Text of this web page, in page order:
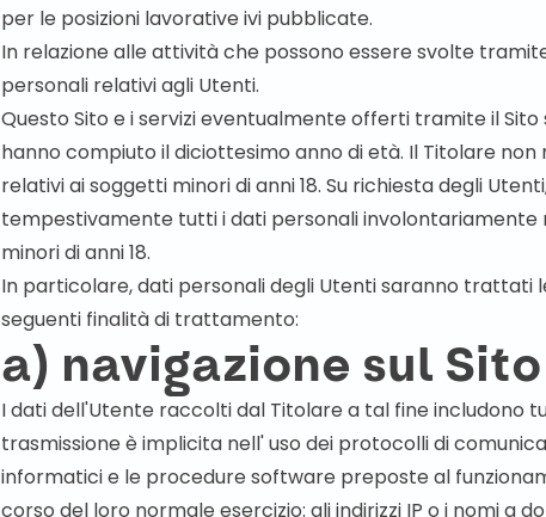
per le posizioni lavorative ivi pubblicate.
In relazione alle attività che possono essere svolte
personali relativi agli Utenti.
Questo Sito e i servizi eventualmente offerti tramite il
hanno compiuto il diciottesimo anno di età. Il Titolare
relativi ai soggetti minori di anni 18. Su richiesta degli
tempestivamente tutti i dati personali
minori di anni 18.
In particolare, dati personali degli Utenti saranno trattati
seguenti finalità di trattamento:
a) navigazione sul Sito
I dati dell'Utente raccolti dal Titolare a tal fine includono
trasmissione è implicita nell' uso dei protocolli di
informatici e le procedure software preposte al
corso del loro normale esercizio: gli indirizzi IP o i nomi a